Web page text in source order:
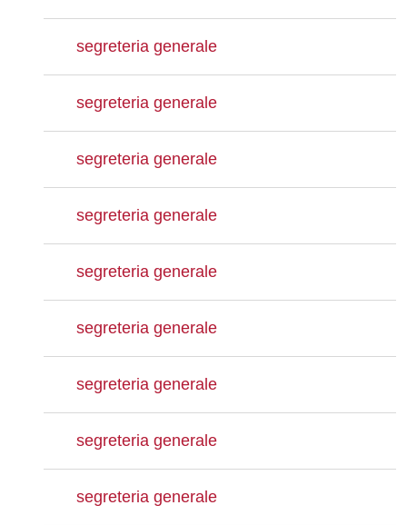
segreteria generale
segreteria generale
segreteria generale
segreteria generale
segreteria generale
segreteria generale
segreteria generale
segreteria generale
segreteria generale